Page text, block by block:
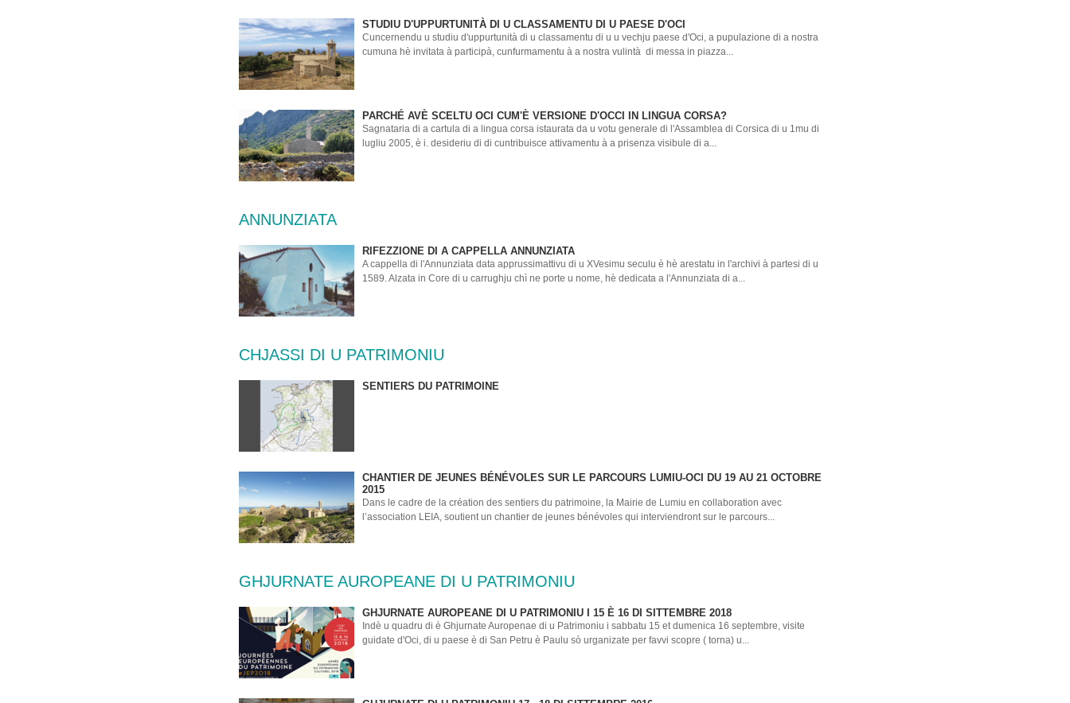
STUDIU D'UPPURTUNITÀ DI U CLASSAMENTU DI U PAESE D'OCI
Cuncernendu u studiu d'uppurtunità di u classamentu di u u vechju paese d'Oci, a pupulazione di a nostra
cumuna hè invitata à participà, cunfurmamentu à a nostra vulintà di messa in piazza...
PARCHÉ AVÈ SCELTU OCI CUM'È VERSIONE D'OCCI IN LINGUA CORSA?
Sagnataria di a cartula di a lingua corsa istaurata da u votu generale di l'Assamblea di Corsica di u 1mu di
lugliu 2005, è i. desideriu di di cuntribuisce attivamentu à a prisenza visibule di a...
ANNUNZIATA
RIFEZZIONE DI A CAPPELLA ANNUNZIATA
A cappella di l'Annunziata data apprussimattivu di u XVesimu seculu è hè arestatu in l'archivi à partesi di u
1589. Alzata in Core di u carrughju chì ne porte u nome, hè dedicata a l'Annunziata di a...
CHJASSI DI U PATRIMONIU
SENTIERS DU PATRIMOINE
CHANTIER DE JEUNES BÉNÉVOLES SUR LE PARCOURS LUMIU-OCI DU 19 AU 21 OCTOBRE
2015
Dans le cadre de la création des sentiers du patrimoine, la Mairie de Lumiu en collaboration avec
l’association LEIA, soutient un chantier de jeunes bénévoles qui interviendront sur le parcours...
GHJURNATE AUROPEANE DI U PATRIMONIU
GHJURNATE AUROPEANE DI U PATRIMONIU I ‪15 È 16 DI SITTEMBRE 2018‬
Indè u quadru di è Ghjurnate Auropenae di u Patrimoniu i ‪sabbatu 15‬ et ‪dumenica 16 septembre‬, visite
guidate d'Oci, di u paese è di San Petru è Paulu sò urganizate per favvi scopre ( torna) u...